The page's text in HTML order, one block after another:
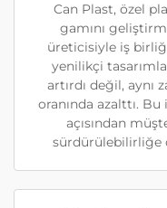
Can Plast, özel
gamını
üreticisiyle iş
yenilikçi
artırdı değil, aynı
oranında azalttı.
açısından
sürdürülebilirliğe